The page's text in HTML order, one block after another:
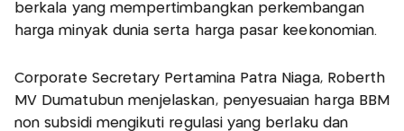
berkala yang mempertimbangkan perkembangan
harga minyak dunia serta harga pasar keekonomian.
Corporate Secretary Pertamina Patra Niaga, Roberth
MV Dumatubun menjelaskan, penyesuaian harga BBM
non subsidi mengikuti regulasi yang berlaku dan